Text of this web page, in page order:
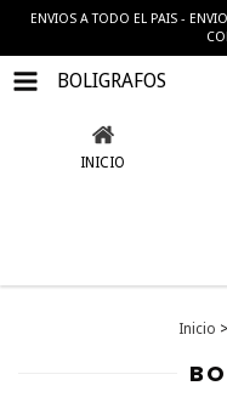
ENVIOS A TODO EL PAIS -
BOLIGRAFOS
INICIO
Inicio >